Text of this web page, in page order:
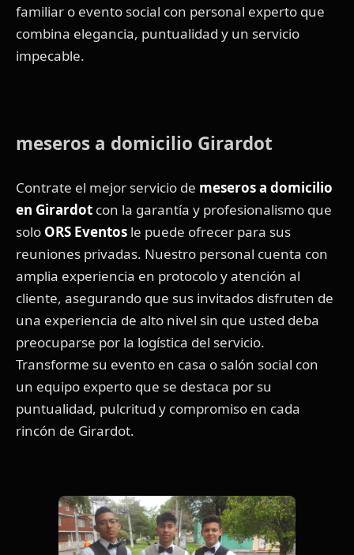
familiar o evento social con personal experto que
combina elegancia, puntualidad y un servicio
impecable.
meseros a domicilio Girardot
Contrate el mejor servicio de meseros a domicilio
en Girardot con la garantía y profesionalismo que
solo ORS Eventos le puede ofrecer para sus
reuniones privadas. Nuestro personal cuenta con
amplia experiencia en protocolo y atención al
cliente, asegurando que sus invitados disfruten de
una experiencia de alto nivel sin que usted deba
preocuparse por la logística del servicio.
Transforme su evento en casa o salón social con
un equipo experto que se destaca por su
puntualidad, pulcritud y compromiso en cada
rincón de Girardot.